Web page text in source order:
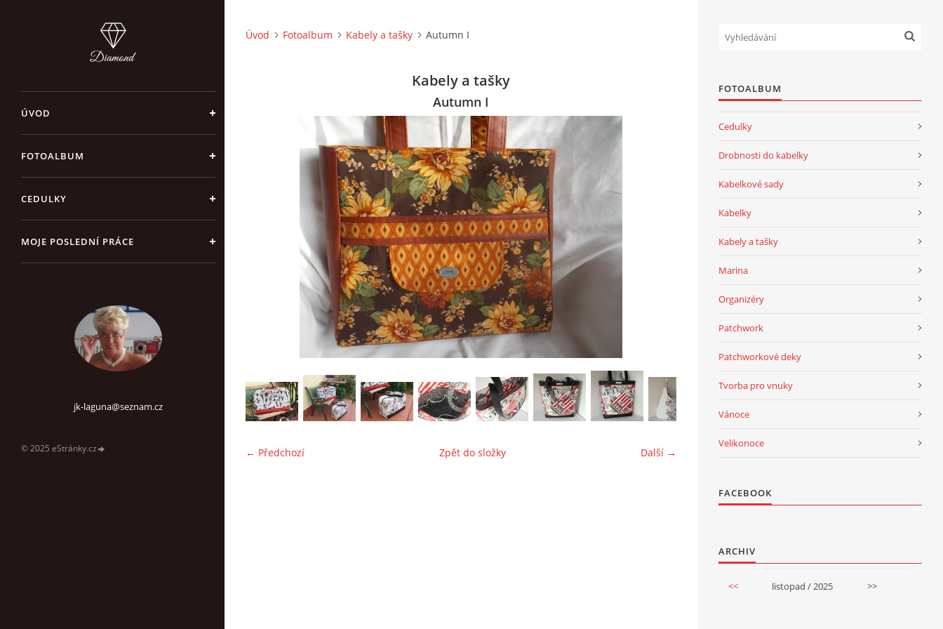
ÚVOD
FOTOALBUM
CEDULKY
MOJE POSLEDNÍ PRÁCE
jk-laguna@seznam.cz
© 2025 eStránky.cz
Úvod Fotoalbum Kabely a tašky Autumn I
Kabely a tašky
Autumn I
← Předchozí Další →
Zpět do složky
FOTOALBUM
Cedulky
Drobnosti do kabelky
Kabelkové sady
Kabelky
Kabely a tašky
Marina
Organizéry
Patchwork
Patchworkové deky
Tvorba pro vnuky
Vánoce
Velikonoce
FACEBOOK
ARCHIV
<< listopad / 2025 >>